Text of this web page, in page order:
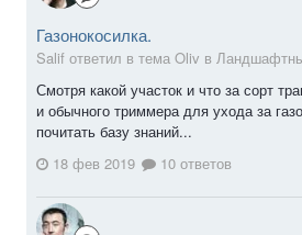
Газонокосилка.
Salif ответил в тема Oliv в
Смотря какой участок и что за сорт
и обычного триммера для ухода за
почитать базу знаний...
18 фев 2019
10 ответов